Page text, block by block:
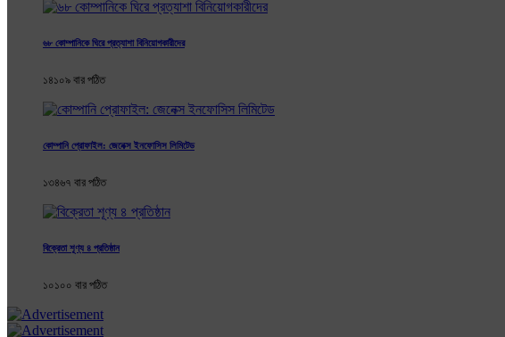
৬৮ কোম্পানিকে ঘিরে প্রত্যাশা বিনিয়োগকারীদের
১৪১০৯ বার পঠিত
কোম্পানি প্রোফাইল: জেনেক্স ইনফোসিস লিমিটেড
১৩৪৬৭ বার পঠিত
বিক্রেতা শূণ্য ৪ প্রতিষ্ঠান
১০১০০ বার পঠিত